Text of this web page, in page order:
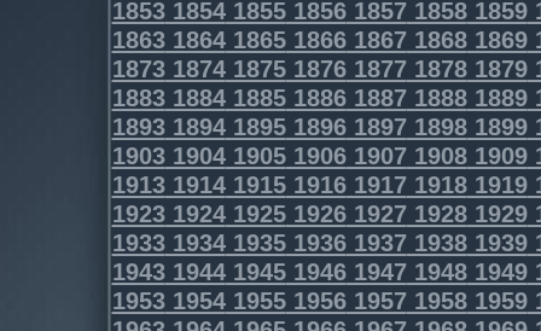
1853185418551856185718581859
1863186418651866186718681869
1873187418751876187718781879
1883188418851886188718881889
1893189418951896189718981899
1903190419051906190719081909
1913191419151916191719181919
1923192419251926192719281929
1933193419351936193719381939
1943194419451946194719481949
1953195419551956195719581959